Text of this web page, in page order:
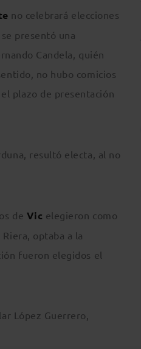
no celebrará elecciones
presentó una
Candela, quién
no hubo comicios
plazo de presentación
resultó electa, al no
de Vic elegieron como
optaba a la
fueron elegidos el
López Guerrero,